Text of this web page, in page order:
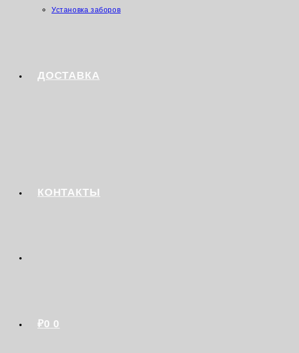
Установка заборов
ДОСТАВКА
КОНТАКТЫ
₽0 0